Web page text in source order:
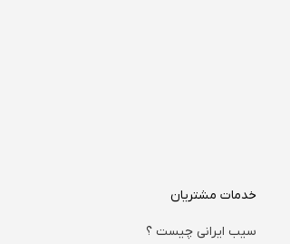
خدمات مشتریان
سیب ایرانی چیست ؟